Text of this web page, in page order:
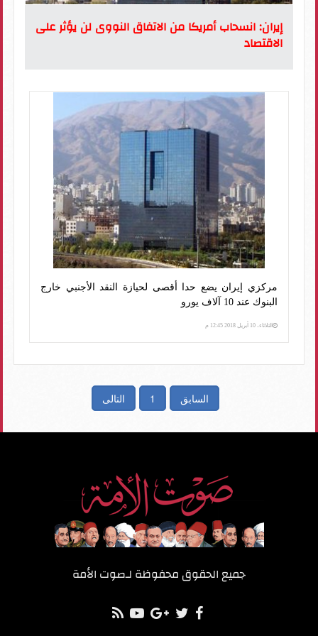
إيران: انسحاب أمريكا من الاتفاق النووى لن يؤثر على
الاقتصاد
مركزي إيران يضع حدا أقصى لحيازة النقد الأجنبي خارج
البنوك عند 10 آلاف يورو
الثلاثاء، 10 أبريل 2018 12:45 م
السابق 1 التالى
جميع الحقوق محفوظة لـصوت الأمة